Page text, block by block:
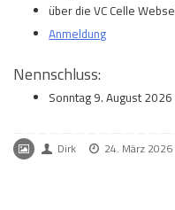
über die VC Celle
Anmeldung
Nennschluss:
Sonntag 9. August 2026
Dirk 24. März 2026